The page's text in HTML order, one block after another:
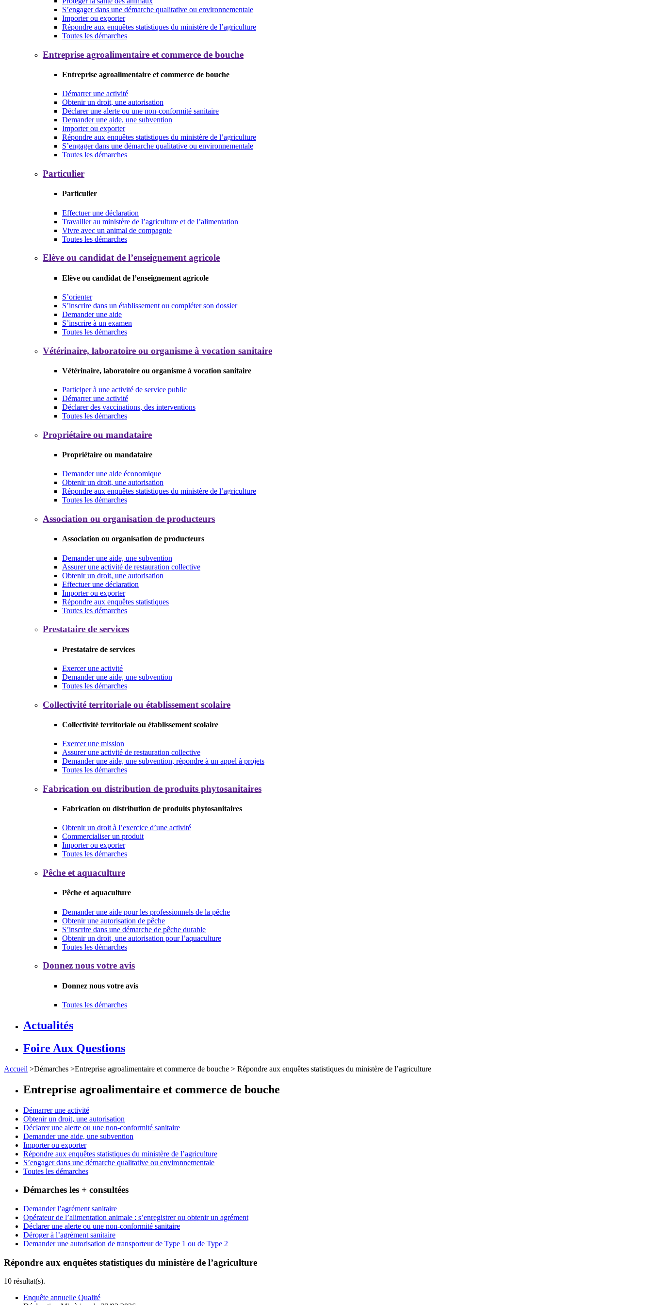
S’engager dans une démarche qualitative ou environnementale
Importer ou exporter
Répondre aux enquêtes statistiques du ministère de l’agriculture
Toutes les démarches
Entreprise agroalimentaire et commerce de bouche
Entreprise agroalimentaire et commerce de bouche
Démarrer une activité
Obtenir un droit, une autorisation
Déclarer une alerte ou une non-conformité sanitaire
Demander une aide, une subvention
Importer ou exporter
Répondre aux enquêtes statistiques du ministère de l’agriculture
S’engager dans une démarche qualitative ou environnementale
Toutes les démarches
Particulier
Particulier
Effectuer une déclaration
Travailler au ministère de l’agriculture et de l’alimentation
Vivre avec un animal de compagnie
Toutes les démarches
Elève ou candidat de l’enseignement agricole
Elève ou candidat de l’enseignement agricole
S’orienter
S’inscrire dans un établissement ou compléter son dossier
Demander une aide
S’inscrire à un examen
Toutes les démarches
Vétérinaire, laboratoire ou organisme à vocation sanitaire
Vétérinaire, laboratoire ou organisme à vocation sanitaire
Participer à une activité de service public
Démarrer une activité
Déclarer des vaccinations, des interventions
Toutes les démarches
Propriétaire ou mandataire
Propriétaire ou mandataire
Demander une aide économique
Obtenir un droit, une autorisation
Répondre aux enquêtes statistiques du ministère de l’agriculture
Toutes les démarches
Association ou organisation de producteurs
Association ou organisation de producteurs
Demander une aide, une subvention
Assurer une activité de restauration collective
Obtenir un droit, une autorisation
Effectuer une déclaration
Importer ou exporter
Répondre aux enquêtes statistiques
Toutes les démarches
Prestataire de services
Prestataire de services
Exercer une activité
Demander une aide, une subvention
Toutes les démarches
Collectivité territoriale ou établissement scolaire
Collectivité territoriale ou établissement scolaire
Exercer une mission
Assurer une activité de restauration collective
Demander une aide, une subvention, répondre à un appel à projets
Toutes les démarches
Fabrication ou distribution de produits phytosanitaires
Fabrication ou distribution de produits phytosanitaires
Obtenir un droit à l’exercice d’une activité
Commercialiser un produit
Importer ou exporter
Toutes les démarches
Pêche et aquaculture
Pêche et aquaculture
Demander une aide pour les professionnels de la pêche
Obtenir une autorisation de pêche
S’inscrire dans une démarche de pêche durable
Obtenir un droit, une autorisation pour l’aquaculture
Toutes les démarches
Donnez nous votre avis
Donnez nous votre avis
Toutes les démarches
Actualités
Foire Aux Questions
Accueil >Démarches >Entreprise agroalimentaire et commerce de bouche > Répondre aux enquêtes statistiques du ministère de l’agriculture
Entreprise agroalimentaire et commerce de bouche
Démarrer une activité
Obtenir un droit, une autorisation
Déclarer une alerte ou une non-conformité sanitaire
Demander une aide, une subvention
Importer ou exporter
Répondre aux enquêtes statistiques du ministère de l’agriculture
S’engager dans une démarche qualitative ou environnementale
Toutes les démarches
Démarches les + consultées
Demander l’agrément sanitaire
Opérateur de l’alimentation animale : s’enregistrer ou obtenir un agrément
Déclarer une alerte ou une non-conformité sanitaire
Déroger à l’agrément sanitaire
Demander une autorisation de transporteur de Type 1 ou de Type 2
Répondre aux enquêtes statistiques du ministère de l’agriculture
10 résultat(s).
Enquête annuelle Qualité